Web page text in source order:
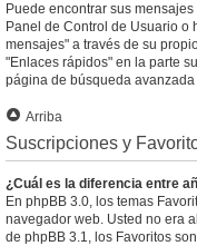
Puede encontrar sus
Panel de Control de Usuario o
mensajes" a través de su
"Enlaces rápidos" en la parte
página de búsqueda
Arriba
Suscripciones y
¿Cuál es la diferencia entre
En phpBB 3.0, los temas
navegador web. Usted no era
de phpBB 3.1, los Favoritos